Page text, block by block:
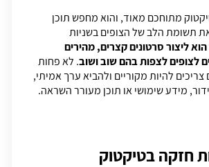
מתוחכם מאוד, והוא מחפש תוכן
תשומת הלב של הצופים בשניות
ליצור סרטונים קצרים, מהירים
לצופים לצפות בהם שוב ושוב. לא פחות
להיות מקוריים ולהביא ערך אמיתי,
מידע שימושי או תוכן מעורר השראה.
חזקה בטיקטוק